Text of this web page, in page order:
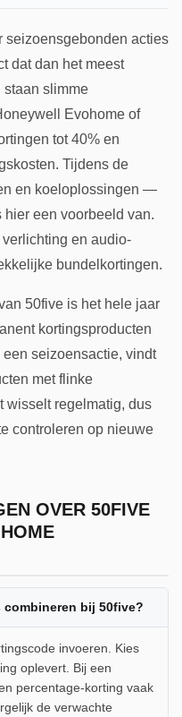
seizoensgebonden acties
dat dan het meest
staan slimme
Evohome of
tot 40% en
Tijdens de
en koeloplossingen —
hier een voorbeeld van.
en audio-
bundelkortingen.
50five is het hele jaar
kortingsproducten
seizoensactie, vindt
met flinke
wisselt regelmatig, dus
controleren op nieuwe
OVER 50FIVE
bij 50five?
invoeren. Kies
oplevert. Bij een
percentage-korting vaak
de verwachte